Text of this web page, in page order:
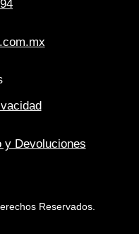
y Devoluciones
Reservados.